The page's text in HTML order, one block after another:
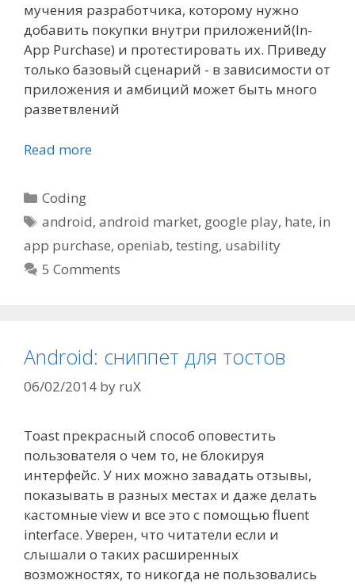
мучения разработчика, которому нужно
добавить покупки внутри приложений(In-
App Purchase) и протестировать их. Приведу
только базовый сценарий - в зависимости от
приложения и амбиций может быть много
разветвлений
Read more
Categories
Coding
Tags
android,android market, google play, hate, in
app purchase, openiab, testing, usability
5 Comments
Android: сниппет для тостов
06/02/2014 by ruX
Toast прекрасный способ оповестить
пользователя о чем то, не блокируя
интерфейс. У них можно завадать отзывы,
показывать в разных местах и даже делать
кастомные view и все это с помощью fluent
interface. Уверен, что читатели если и
слышали о таких расширенных
возможностях, то никогда не пользовались